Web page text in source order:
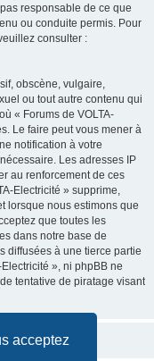
acceptez
responsable de ce que
ou conduite permis. Pour
consulter :
obscène, vulgaire,
ou tout autre contenu qui
« Forums de VOLTA-
Le faire peut vous mener à
notification à votre
Les adresses IP
au renforcement de ces
Electricité » supprime,
lorsque nous estimons que
que toutes les
dans notre base de
diffusées à une tierce partie
», ni phpBB ne
tentative de piratage visant